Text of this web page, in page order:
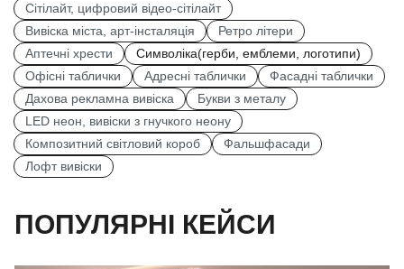
Сітілайт, цифровий відео-сітілайт
Вивіска міста, арт-інсталяція
Ретро літери
Аптечні хрести
Символіка(герби, емблеми, логотипи)
Офісні таблички
Адресні таблички
Фасадні таблички
Дахова рекламна вивіска
Букви з металу
LED неон, вивіски з гнучкого неону
Композитний світловий короб
Фальшфасади
Лофт вивіски
ПОПУЛЯРНІ КЕЙСИ